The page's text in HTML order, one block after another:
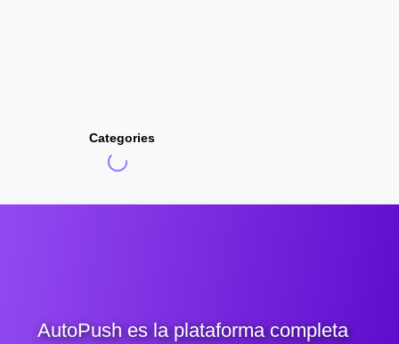
Categories
AutoPush es la plataforma completa